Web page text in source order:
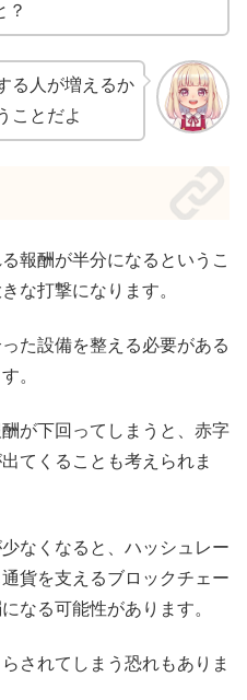
？
る人が増えるか
ことだよ
報酬が半分になるというこ
な打撃になります。
た設備を整える必要がある
。
が下回ってしまうと、赤字
てくることも考えられま
なくなると、ハッシュレー
貨を支えるブロックチェー
なる可能性があります。
されてしまう恐れもありま